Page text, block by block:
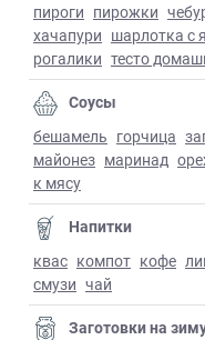
пироги пирожки
хачапури шарлотка с
рогалики тесто
Соусы
бешамель горчица
майонез маринад
к мясу
Напитки
квас компот кофе
смузи чай
Заготовки на